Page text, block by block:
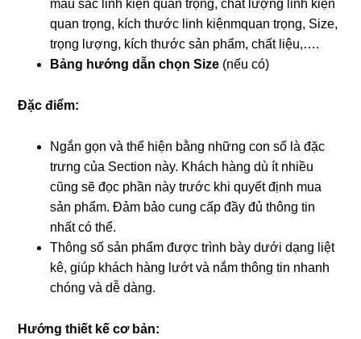
màu sắc linh kiện quan trọng, chất lượng linh kiện
quan trọng, kích thước linh kiệnmquan trọng, Size,
trọng lượng, kích thước sản phẩm, chất liệu,….
Bảng hướng dẫn chọn Size (nếu có)
Đặc điểm:
Ngắn gọn và thể hiện bằng những con số là đặc
trưng của Section này. Khách hàng dù ít nhiều
cũng sẽ đọc phần này trước khi quyết định mua
sản phẩm. Đảm bảo cung cấp đầy đủ thông tin
nhất có thể.
Thông số sản phẩm được trình bày dưới dạng liệt
kê, giúp khách hàng lướt và nắm thông tin nhanh
chóng và dễ dàng.
Hướng thiết kế cơ bản: